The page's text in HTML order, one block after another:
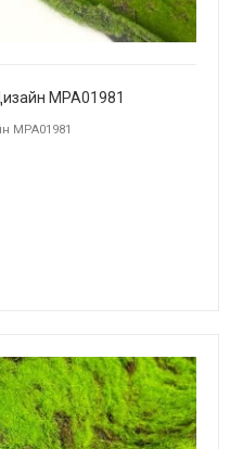
MPA01981
MPA01981